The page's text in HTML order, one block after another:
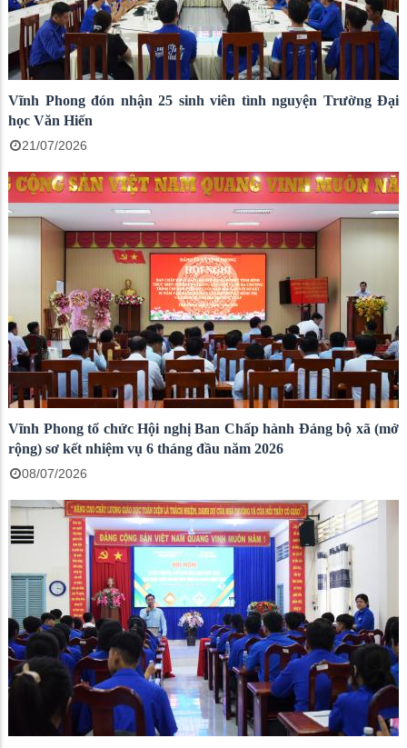
Vĩnh Phong đón nhận 25 sinh viên tình nguyện Trường Đại
học Văn Hiến
21/07/2026
Vĩnh Phong tổ chức Hội nghị Ban Chấp hành Đảng bộ xã (mở
rộng) sơ kết nhiệm vụ 6 tháng đầu năm 2026
08/07/2026